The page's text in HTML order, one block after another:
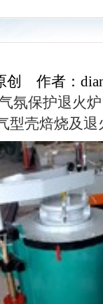
创 作者：
氛保护退火炉
型壳焙烧及退